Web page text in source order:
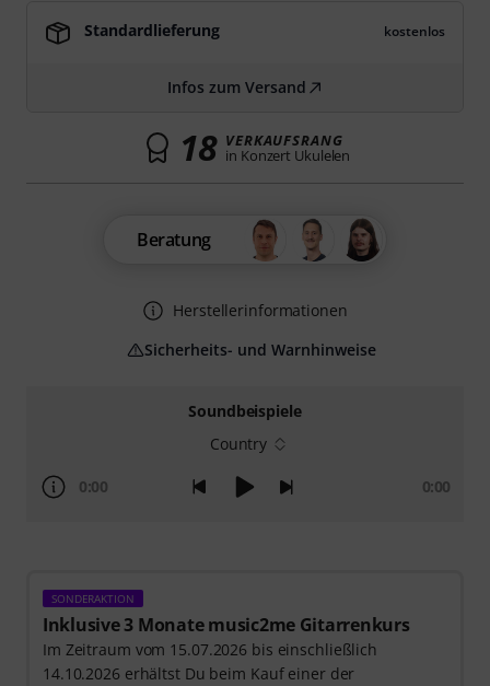
Soundbeispiele
Country
0:00 0:00
SONDERAKTION
Inklusive 3 Monate music2me Gitarrenkurs
Im Zeitraum vom 15.07.2026 bis einschließlich
14.10.2026 erhältst Du beim Kauf einer der
Standardlieferung kostenlos
Infos zum Versand
18 VERKAUFSRANG
in Konzert Ukulelen
Beratung
Herstellerinformationen
Sicherheits- und Warnhinweise